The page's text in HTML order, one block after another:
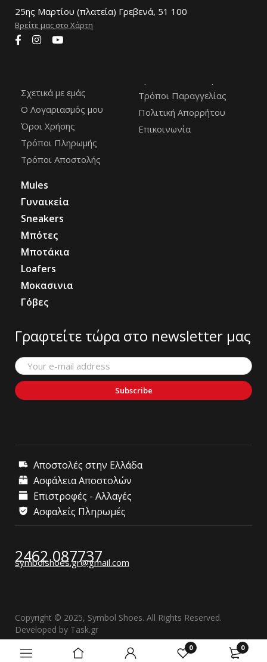
0 0
25ης Μαρτίου (πλατεία) Γρεβενά, 51 100
Βρείτε μας στο Χάρτη
Σχετικά με εμάς
Ο Λογαριασμός μου
Όροι Χρήσης
Τρόποι Πληρωμής
Τρόποι Αποστολής
Τρόποι Παραγγελίας
Πολιτική Απορρήτου
Επικοινωνία
Mules
Γυναικεία
Sneakers
Μπότες
Μποτάκια
Loafers
Μοκασινια
Γόβες
Γραφτείτε τώρα στο newsletter μας
Subscribe
Αποστολές στην Ελλάδα
Ασφάλεια Αποστολών
Επιστροφές - Αλλαγές
Ασφαλείς Πληρωμές
2462 087737
symbolshoes.gr@gmail.com
Copyright © 2025, Symbol Shoes. All Rights Reserved.
Developed by Task.gr